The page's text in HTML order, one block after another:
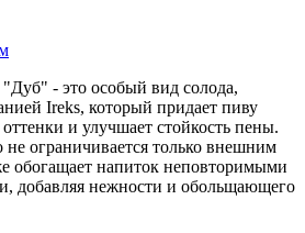
- это особый вид солода,
Ireks, который придает пиву
и улучшает стойкость пены.
ограничивается только внешним
обогащает напиток неповторимыми
добавляя нежности и обольщающего